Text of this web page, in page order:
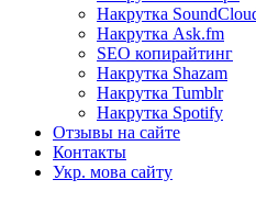
Накрутка
Накрутка Ask.fm
SEO копирайтинг
Накрутка Shazam
Накрутка Tumblr
Накрутка Spotify
Отзывы на сайте
Контакты
Укр. мова сайту